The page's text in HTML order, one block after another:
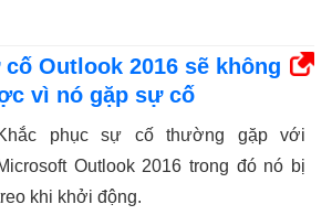
Outlook 2016 sẽ không
vì nó gặp sự cố
phục sự cố thường gặp với
Outlook 2016 trong đó nó bị
khi khởi động.